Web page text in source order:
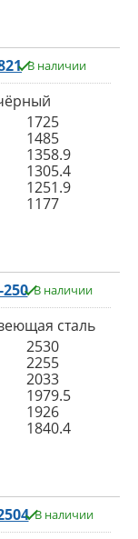
В наличии
1725
1485
1358.9
1305.4
1251.9
1177
В наличии
сталь
2530
2255
2033
1979.5
1926
1840.4
В наличии